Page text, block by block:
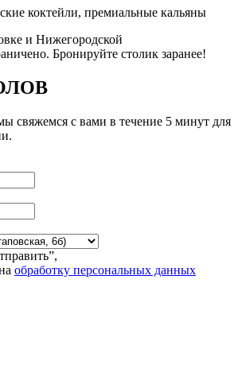
коктейли, премиальные кальяны
и Нижегородской
Бронируйте столик заранее!
свяжемся с вами в течение 5 минут для
обработку персональных данных